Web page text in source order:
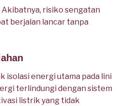
risiko sengatan
berjalan lancar tanpa
isolasi energi utama pada lini
terlindungi dengan sistem
listrik yang tidak